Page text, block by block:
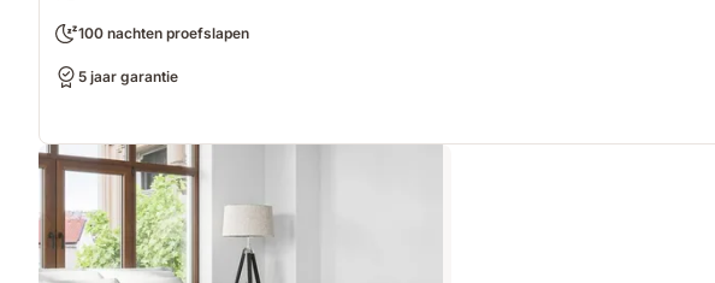
100 nachten proefslapen
5 jaar garantie